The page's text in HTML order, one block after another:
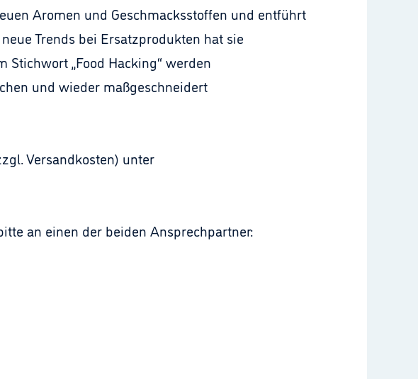
Aromen und Geschmacksstoffen und entführt
Trends bei Ersatzprodukten hat sie
„Food Hacking“ werden
und wieder maßgeschneidert
Versandkosten) unter
an einen der beiden Ansprechpartner: